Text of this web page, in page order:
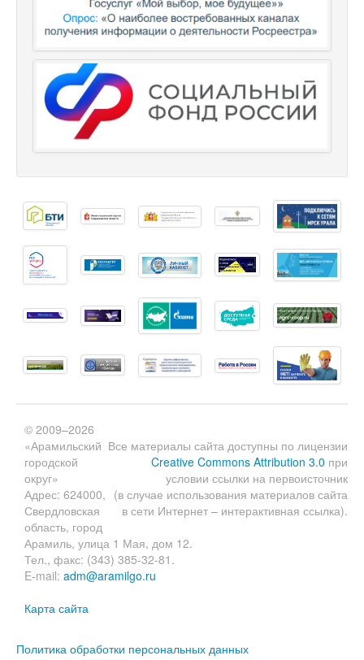
Все материалы сайта доступны по лицензии
Creative Commons Attribution 3.0 при
условии ссылки на первоисточник
(в случае использования материалов сайта
в сети Интернет – интерактивная ссылка).
© 2009–2026
«Арамильский
городской
округ»
Адрес: 624000,
Свердловская
область, город
Арамиль, улица 1 Мая, дом 12.
Тел., факс: (343) 385-32-81.
E-mail: adm@aramilgo.ru
Карта сайта
Политика обработки персональных данных